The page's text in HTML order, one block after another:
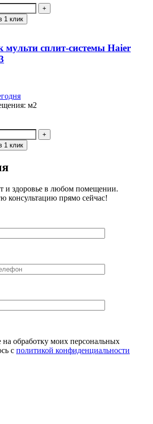
1 клик
сплит-системы Haier
м2
1 клик
и здоровье в любом помещении.
консультацию прямо сейчас!
на обработку моих персональных
с политикой конфиденциальности